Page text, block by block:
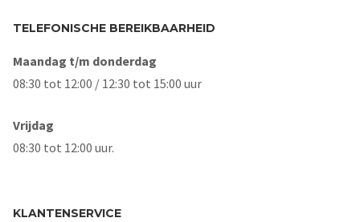
TELEFONISCHE BEREIKBAARHEID
Maandag t/m donderdag
08:30 tot 12:00 / 12:30 tot 15:00 uur
Vrijdag
08:30 tot 12:00 uur.
KLANTENSERVICE